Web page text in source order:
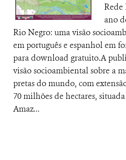
Rede
ano
Rio Negro: uma visão
em português e espanhol em
para download gratuito.A
visão socioambiental sobre a
pretas do mundo, com
70 milhões de hectares,
Amaz...